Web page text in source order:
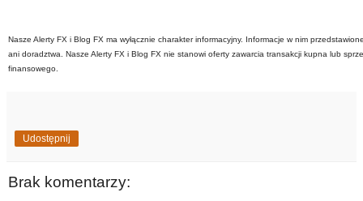
Nasze Alerty FX i Blog FX ma wyłącznie charakter informacyjny. Informacje w nim
ani doradztwa. Nasze Alerty FX i Blog FX nie stanowi oferty zawarcia transakcji kupna lub
finansowego.
Udostępnij
Brak komentarzy: